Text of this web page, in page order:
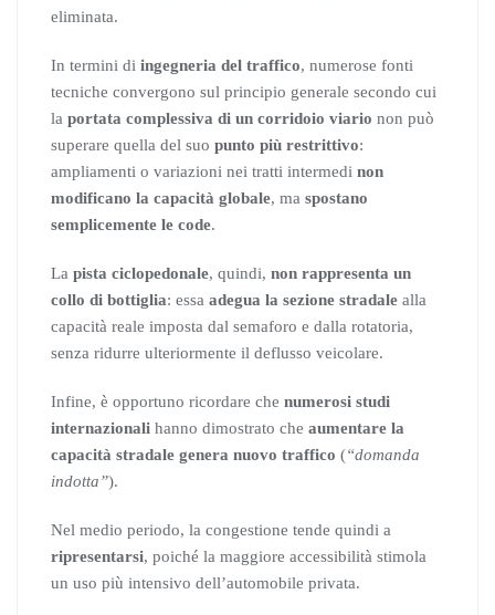
eliminata.
In termini di ingegneria del traffico, numerose fonti
tecniche convergono sul principio generale secondo cui
la portata complessiva di un corridoio viario non può
superare quella del suo punto più restrittivo:
ampliamenti o variazioni nei tratti intermedi non
modificano la capacità globale, ma spostano
semplicemente le code.
La pista ciclopedonale, quindi, non rappresenta un
collo di bottiglia: essa adegua la sezione stradale alla
capacità reale imposta dal semaforo e dalla rotatoria,
senza ridurre ulteriormente il deflusso veicolare.
Infine, è opportuno ricordare che numerosi studi
internazionali hanno dimostrato che aumentare la
capacità stradale genera nuovo traffico (“domanda
indotta”).
Nel medio periodo, la congestione tende quindi a
ripresentarsi, poiché la maggiore accessibilità stimola
un uso più intensivo dell’automobile privata.